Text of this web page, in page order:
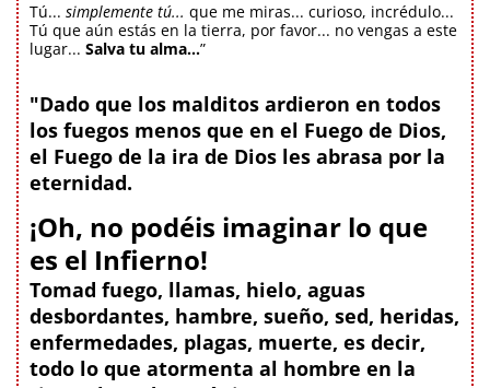
Tú... simplemente tú... que me miras... curioso, incrédulo...
Tú que aún estás en la tierra, por favor... no vengas a este
lugar... Salva tu alma...”
"Dado que los malditos ardieron en todos
los fuegos menos que en el Fuego de Dios,
el Fuego de la ira de Dios les abrasa por la
eternidad.
¡Oh, no podéis imaginar lo que
es el Infierno!
Tomad fuego, llamas, hielo, aguas
desbordantes, hambre, sueño, sed, heridas,
enfermedades, plagas, muerte, es decir,
todo lo que atormenta al hombre en la